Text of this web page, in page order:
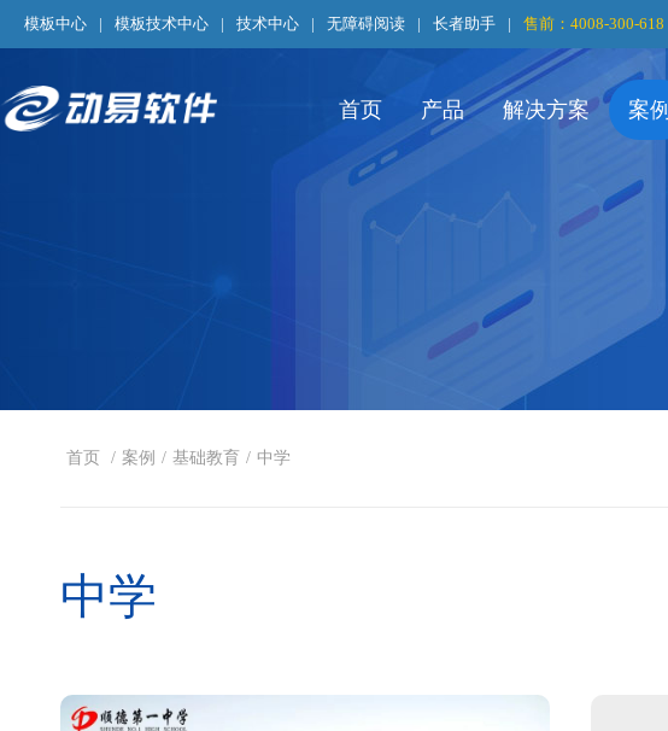
模板中心 | 模板技术中心 | 技术中心 | 无障碍阅读 | 长者助手 | 售前：4008-300-618
首页 产品 解决方案 案例
首页 / 案例 / 基础教育 / 中学
中学